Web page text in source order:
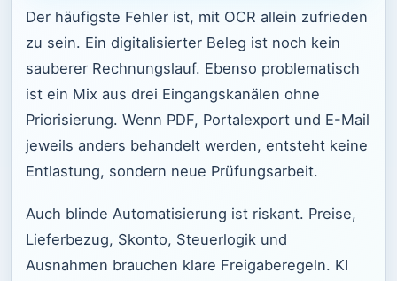
Der häufigste Fehler ist, mit OCR allein zufrieden
zu sein. Ein digitalisierter Beleg ist noch kein
sauberer Rechnungslauf. Ebenso problematisch
ist ein Mix aus drei Eingangskanälen ohne
Priorisierung. Wenn PDF, Portalexport und E-Mail
jeweils anders behandelt werden, entsteht keine
Entlastung, sondern neue Prüfungsarbeit.
Auch blinde Automatisierung ist riskant. Preise,
Lieferbezug, Skonto, Steuerlogik und
Ausnahmen brauchen klare Freigaberegeln. KI